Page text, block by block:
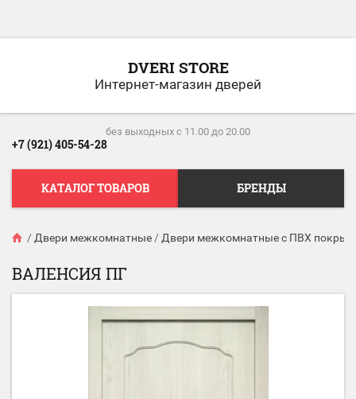
DVERI STORE
Интернет-магазин дверей
без выходных c 11.00 до 20.00
+7 (921) 405-54-28
КАТАЛОГ ТОВАРОВ БРЕНДЫ
/ Двери межкомнатные / Двери межкомнатные с ПВХ
ВАЛЕНСИЯ ПГ